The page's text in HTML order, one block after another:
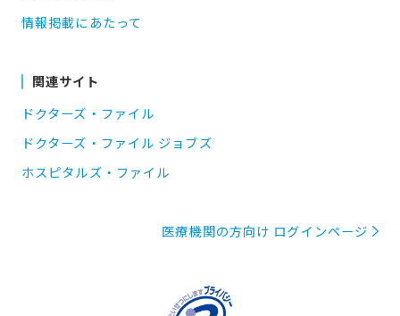
情報掲載にあたって
関連サイト
ドクターズ・ファイル
ドクターズ・ファイル ジョブズ
ホスピタルズ・ファイル
医療機関の方向け ログインページ